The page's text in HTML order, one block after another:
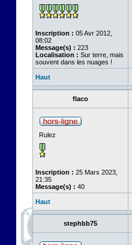
Inscription : 05 Avr 2012,
08:02
Message(s) : 223
Localisation : Sur terre, mais
souvent dans les nuages !
Haut
flaco
Rulez
Inscription : 25 Mars 2023,
21:35
Message(s) : 40
Haut
stephbb75